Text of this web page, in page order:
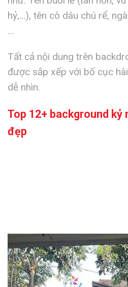
hỷ,…), tên cô dâu chú rể,
…
Tất cả nội dung trên
được sắp xếp với bố cục
dễ nhìn.
Top 12+ background kỷ
đẹp